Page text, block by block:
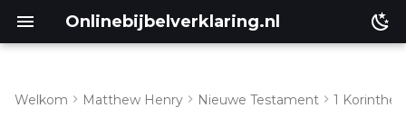
Onlinebijbelverklaring.nl
Welkom Matthew Henry Nieuwe Testament 1 Korinthe